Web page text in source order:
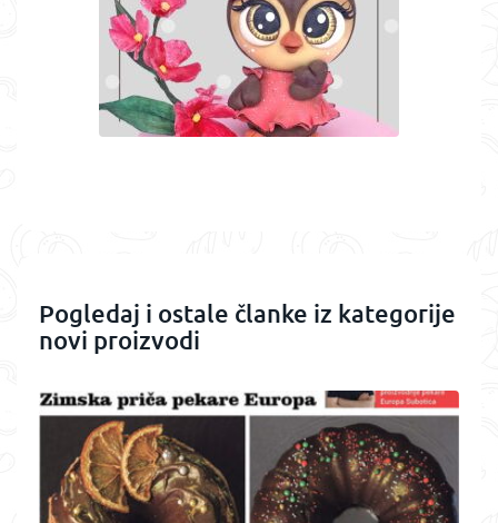
Pogledaj i ostale članke iz kategorije
novi proizvodi